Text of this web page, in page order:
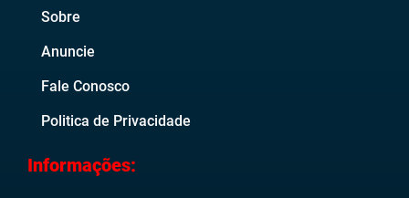
Sobre
Anuncie
Fale Conosco
Politica de Privacidade
Informações: